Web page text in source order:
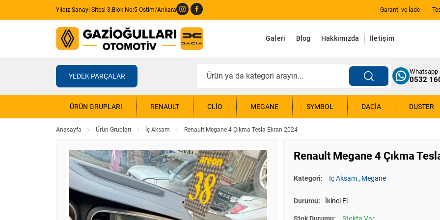
Yıldız Sanayi Sitesi 3.Blok No:5 Ostim/Ankara Garanti ve İade
Galeri Blog Hakkımızda İletişim
YEDEK PARÇALAR
Whatsapp
0532
ÜRÜN GRUPLARI RENAULT CLIO MEGANE SYMBOL DACIA DUSTER
Anasayfa Ürün Grupları İç Aksam Renault Megane 4 Çıkma Tesla Ekran 2024
Renault Megane 4 Çıkma
Kategori: İç Aksam, Megane
Durumu: İkinci El